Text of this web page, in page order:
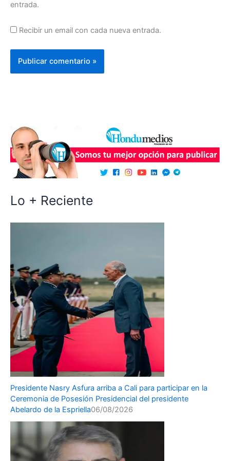
entrada.
Recibir un email con cada nueva entrada.
Lo + Reciente
Presidente Nasry Asfura arriba a Cali para participar en la
Ceremonia de Posesión Presidencial del presidente
Abelardo de la Espriella06/08/2026